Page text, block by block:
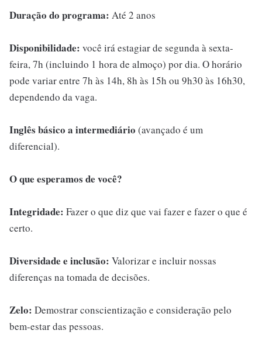
Duração do programa: Até 2 anos
Disponibilidade: você irá estagiar de segunda à sexta-
feira, 7h (incluindo 1 hora de almoço) por dia. O horário
pode variar entre 7h às 14h, 8h às 15h ou 9h30 às 16h30,
dependendo da vaga.
Inglês básico a intermediário (avançado é um
diferencial).
O que esperamos de você?
Integridade: Fazer o que diz que vai fazer e fazer o que é
certo.
Diversidade e inclusão: Valorizar e incluir nossas
diferenças na tomada de decisões.
Zelo: Demostrar conscientização e consideração pelo
bem-estar das pessoas.